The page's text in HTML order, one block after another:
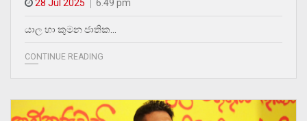
28 Jul 2025 6.49 pm
යාල හා කුමන ජාතික…
CONTINUE READING